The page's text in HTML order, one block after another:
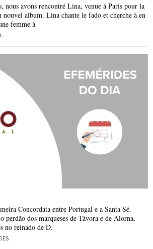
nous avons rencontré Lina, venue à Paris pour la
nouvel album. Lina chante le fado et cherche à en
femme à
Concordata entre Portugal e a Santa Sé.
dos marqueses de Távora e de Alorna,
no reinado de D.